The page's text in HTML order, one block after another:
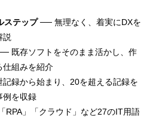
ステップ── 無理なく、着実にDXを
説
既存ソフトをそのまま活かし、作
仕組みを紹介
録から始まり、20を超える記録を
例を収録
RPA」「クラウド」など27のIT用語